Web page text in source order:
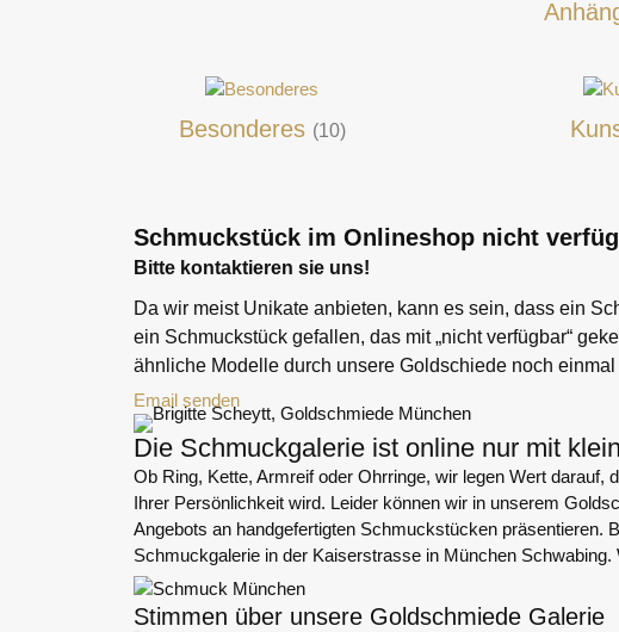
Besonderes (10)
Schmuckstück im Onlineshop nicht
Bitte kontaktieren sie uns!
Da wir meist Unikate anbieten, kann es sein, dass ein
ein Schmuckstück gefallen, das mit „nicht verfügbar“
ähnliche Modelle durch unsere Goldschiede noch
Email senden
Die Schmuckgalerie ist online nur mit
Ob Ring, Kette, Armreif oder Ohrringe, wir legen Wert
Ihrer Persönlichkeit wird. Leider können wir in unserem
Angebots an handgefertigten Schmuckstücken präsentieren.
Schmuckgalerie in der Kaiserstrasse in München
Stimmen über unsere Goldschmiede Galerie